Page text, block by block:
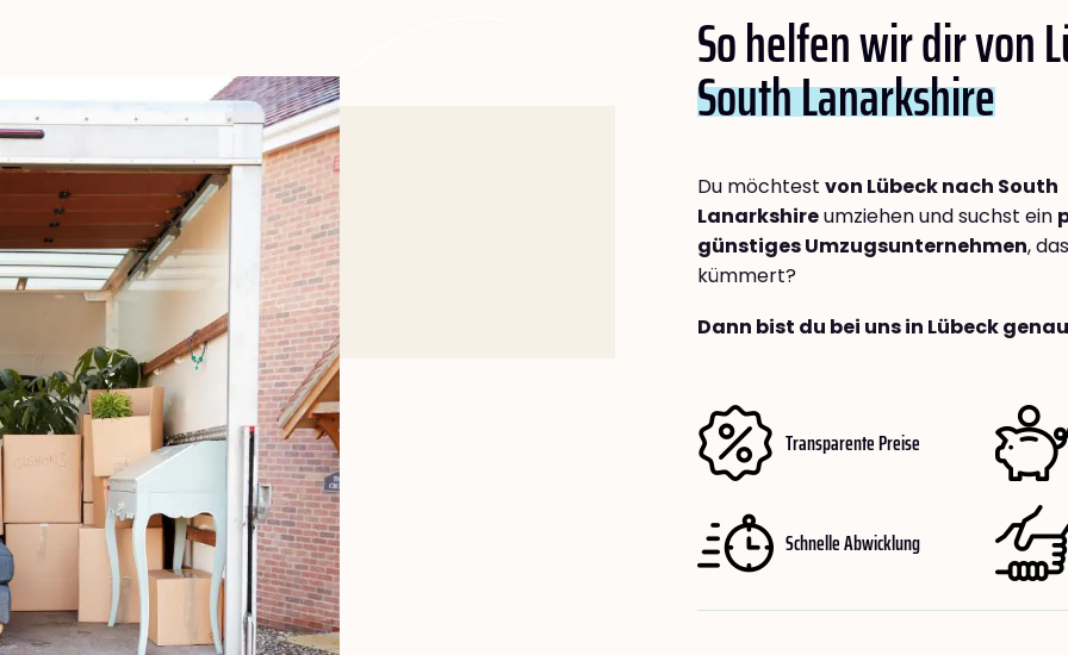
So helfen wir dir von
South Lanarkshire
Du möchtest von Lübeck nach South
Lanarkshireumziehen und suchst ein
günstiges Umzugsunternehmen,
kümmert?
Dann bist du bei uns in Lübeck
Transparente Preise
Schnelle Abwicklung